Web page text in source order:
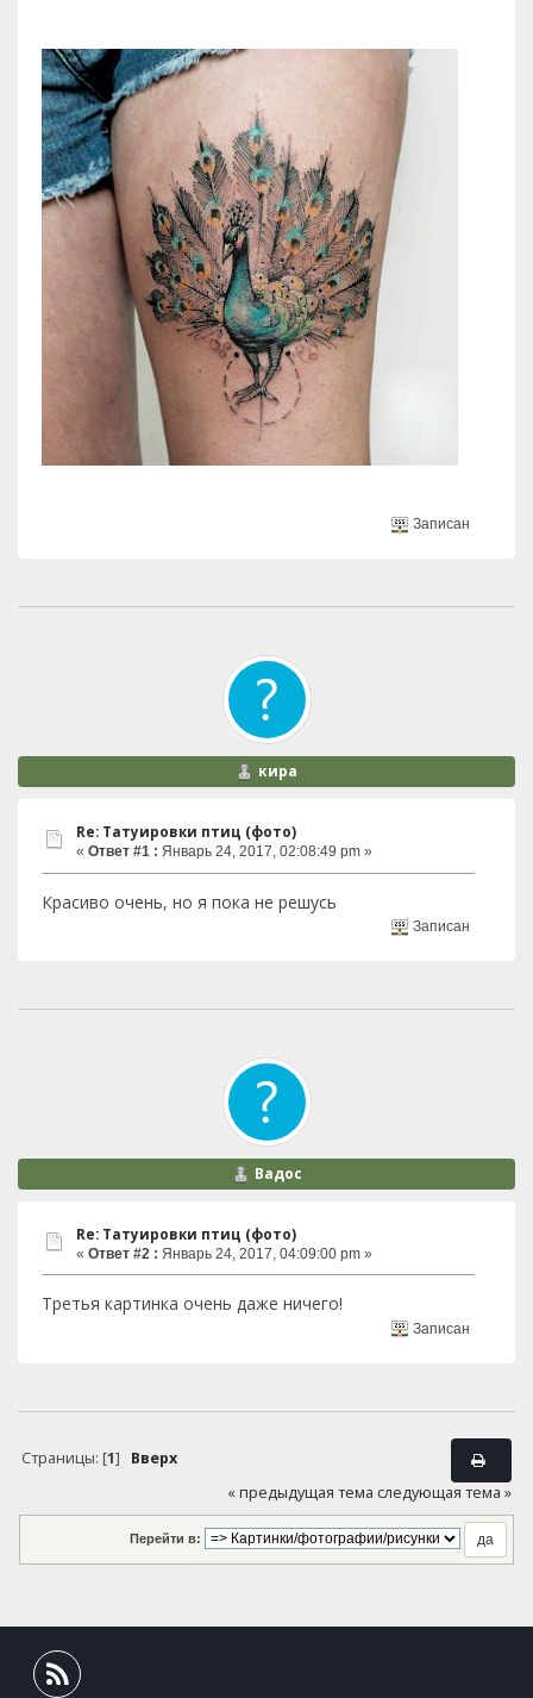
Записан
кира
Re: Татуировки птиц (фото)
« Ответ #1 : Январь 24, 2017, 02:08:49 pm »
Красиво очень, но я пока не решусь
Записан
Вадос
Re: Татуировки птиц (фото)
« Ответ #2 : Январь 24, 2017, 04:09:00 pm »
Третья картинка очень даже ничего!
Записан
Страницы: [1] Вверх
« предыдущая тема следующая тема »
Перейти в: